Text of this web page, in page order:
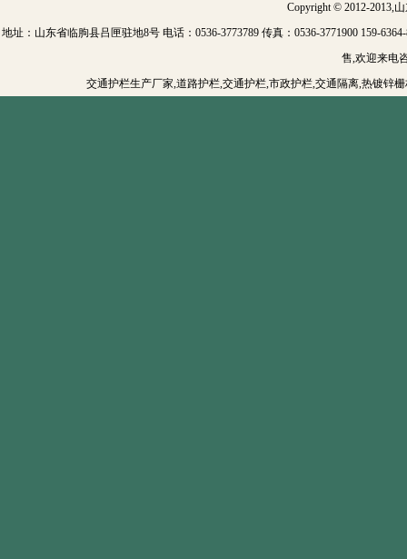
Copyright © 2012-2013,
地址：山东省临朐县吕匣驻地8号 电话：0536-3773789 传真：0536-3771900 159-
售,欢迎来电
交通护栏生产厂家,道路护栏,交通护栏,市政护栏,交通隔离,热镀锌